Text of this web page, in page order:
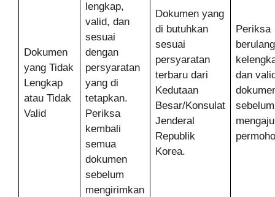
Dokumen
yang Tidak
Lengkap
atau Tidak
Valid
lengkap,
valid, dan
sesuai
dengan
persyaratan
yang di
tetapkan.
Periksa
kembali
semua
dokumen
sebelum
mengirimkan
Dokumen yang
di butuhkan
sesuai
persyaratan
terbaru dari
Kedutaan
Besar/Konsulat
Jenderal
Republik
Korea.
Periksa
dan
sebelum